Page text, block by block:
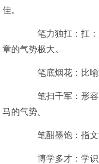
佳。
笔力独扛：扛：
章的气势极大。
笔底烟花：比喻
笔扫千军：形容
马的气势。
笔酣墨饱：指文
博学多才：学识